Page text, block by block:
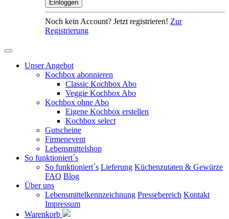
Noch kein Account? Jetzt registrieren! Zur
Registrierung
Unser Angebot
Kochbox abonnieren
Classic Kochbox Abo
Veggie Kochbox Abo
Kochbox ohne Abo
Eigene Kochbox erstellen
Kochbox select
Gutscheine
Firmenevent
Lebensmittelshop
So funktioniert´s
So funktioniert´s Lieferung Küchenzutaten & Gewürze
FAQ Blog
Über uns
Lebensmittelkennzeichnung Pressebereich Kontakt
Impressum
Warenkorb